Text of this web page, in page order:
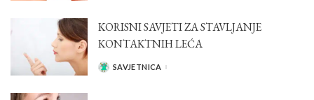
KORISNI SAVJETI ZA STAVLJANJE
KONTAKTNIH LEĆA
POSTED
SAVJETNICA